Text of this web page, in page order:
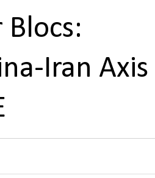
Iran Axis